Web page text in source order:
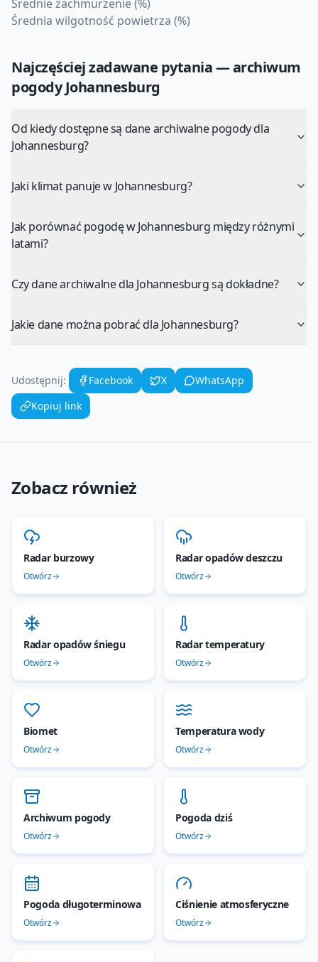
Średnie zachmurzenie (%)
Średnia wilgotność powietrza (%)
Najczęściej zadawane pytania — archiwum
pogodyJohannesburg
Od kiedy dostępne są dane archiwalne pogody dla
Johannesburg?
Jaki klimat panuje w Johannesburg?
Jak porównać pogodę w Johannesburg między różnymi
latami?
Czy dane archiwalne dla Johannesburg są dokładne?
Jakie dane można pobrać dla Johannesburg?
Udostępnij: Facebook X
WhatsApp
Kopiuj link
Zobacz również
Radar burzowy
Otwórz
Radar opadów deszczu
Otwórz
Radar opadów śniegu
Otwórz
Radar temperatury
Otwórz
Biomet
Otwórz
Temperatura wody
Otwórz
Archiwum pogody
Otwórz
Pogoda dziś
Otwórz
Pogoda długoterminowa
Otwórz
Ciśnienie atmosferyczne
Otwórz